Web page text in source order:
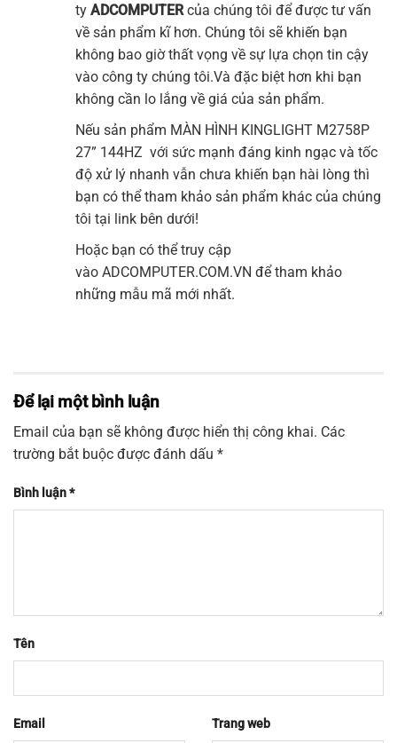
ty ADCOMPUTER của chúng tôi để được tư vấn
về sản phẩm kĩ hơn. Chúng tôi sẽ khiến bạn
không bao giờ thất vọng về sự lựa chọn tin cậy
vào công ty chúng tôi.Và đặc biệt hơn khi bạn
không cần lo lắng về giá của sản phẩm.
Nếu sản phẩm MÀN HÌNH KINGLIGHT M2758P
27” 144HZ với sức mạnh đáng kinh ngạc và tốc
độ xử lý nhanh vẫn chưa khiến bạn hài lòng thì
bạn có thể tham khảo sản phẩm khác của chúng
tôi tại link bên dưới!
Hoặc bạn có thể truy cập
vào ADCOMPUTER.COM.VN để tham khảo
những mẫu mã mới nhất.
Để lại một bình luận
Email của bạn sẽ không được hiển thị công khai. Các
trường bắt buộc được đánh dấu *
Bình luận*
Tên
Email Trang web